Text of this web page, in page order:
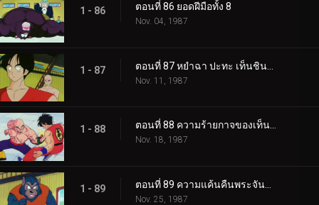
1 - 86 ตอนที่ 86 ยอดฝีมือทั้ง 8
Nov. 04, 1987
1 - 87
Nov. 11, 1987
1 - 88 ตอนที่ 88 ความร้ายกาจของเท็นชินฮัง
Nov. 18, 1987
1 - 89
Nov. 25, 1987